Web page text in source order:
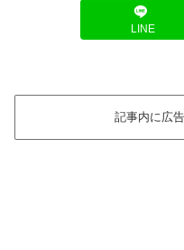
LINE
記事内に広